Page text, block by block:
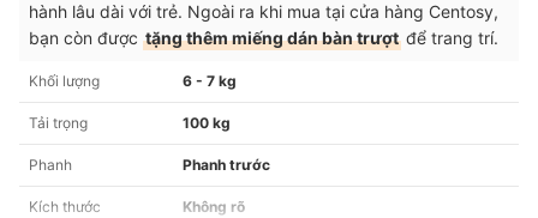
hành lâu dài với trẻ. Ngoài ra khi mua tại cửa hàng Centosy,
bạn còn được tặng thêm miếng dán bàn trượt để trang trí.
Khối lượng 6 - 7 kg
Tải trọng 100 kg
Phanh Phanh trước
Kích thước Không rõ